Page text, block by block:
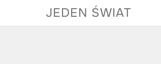
JEDEN ŚWIAT